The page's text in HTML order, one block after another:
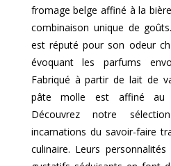
fromage belge affiné à la
combinaison unique de
est réputé pour son odeur
évoquant les parfums
Fabriqué à partir de lait de
pâte molle est affiné au
Découvrez notre
incarnations du savoir-faire
culinaire. Leurs